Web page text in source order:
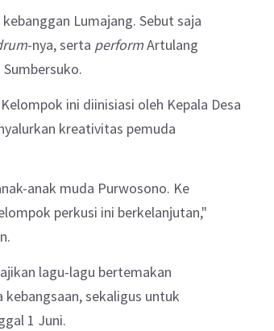
Lumajang. Sebut saja
-nya, serta performArtulang
ini diinisiasi oleh Kepala Desa
kreativitas pemuda
anak muda Purwosono. Ke
perkusi ini berkelanjutan,"
lagu-lagu bertemakan
sekaligus untuk
1 Juni.